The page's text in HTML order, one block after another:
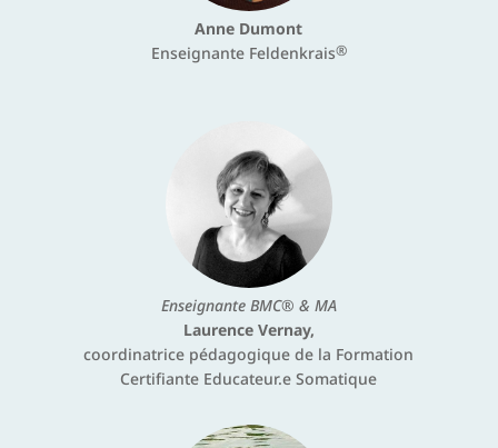
Anne Dumont
Enseignante Feldenkrais®
Enseignante BMC® & MA
Laurence Vernay,
coordinatrice pédagogique de la Formation
Certifiante Educateur.e Somatique